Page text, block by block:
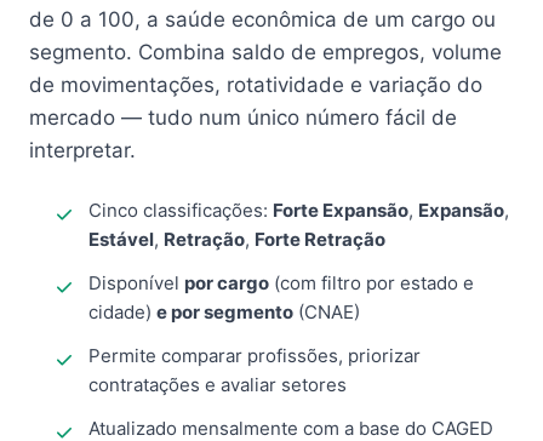
de 0 a 100, a saúde econômica de um cargo ou
segmento. Combina saldo de empregos, volume
de movimentações, rotatividade e variação do
mercado — tudo num único número fácil de
interpretar.
Cinco classificações: Forte Expansão, Expansão,
Estável, Retração, Forte Retração
Disponível por cargo (com filtro por estado e
cidade) e por segmento (CNAE)
Permite comparar profissões, priorizar
contratações e avaliar setores
Atualizado mensalmente com a base do CAGED